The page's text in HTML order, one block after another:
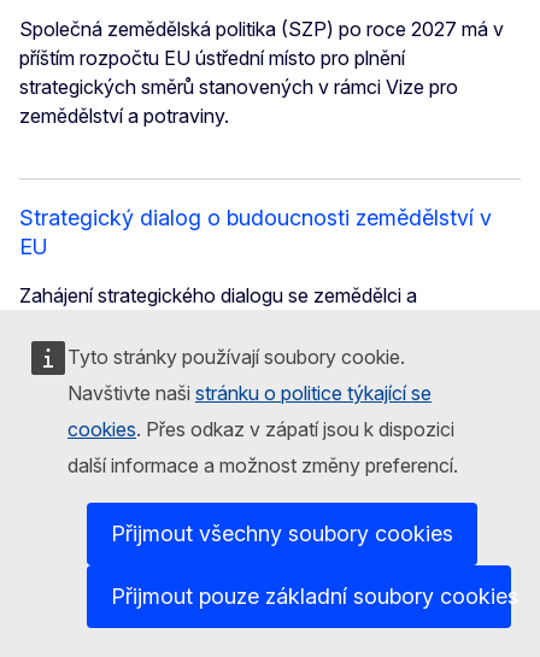
Tyto stránky používají soubory cookie.
Navštivte naši stránku o politice týkající se
cookies. Přes odkaz v zápatí jsou k dispozici
další informace a možnost změny preferencí.
Přijmout všechny soubory cookies
Přijmout pouze základní soubory cookies
Společná zemědělská politika (SZP) po roce 2027 má v
příštím rozpočtu EU ústřední místo pro plnění
strategických směrů stanovených v rámci Vize pro
zemědělství a potraviny.
Strategický dialog o budoucnosti zemědělství v
EU
Zahájení strategického dialogu se zemědělci a
budoucnosti zemědělství 25. ledna 2024.
Jak EU reaguje na obavy zemědělců
EU přezkoumala některá ustanovení společné
zemědělské politiky (SZP) a upravila je tak, aby byla
flexibilnější a slučitelnější s reálnými podmínkami v
zemědělství.